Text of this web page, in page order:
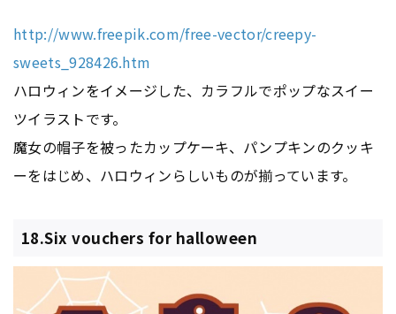
http://www.freepik.com/free-vector/creepy-
sweets_928426.htm
ハロウィンをイメージした、カラフルでポップなスイー
ツイラストです。
魔女の帽子を被ったカップケーキ、パンプキンのクッキ
ーをはじめ、ハロウィンらしいものが揃っています。
18.Six vouchers for halloween